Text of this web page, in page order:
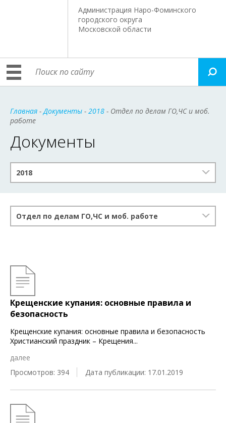
Администрация Наро-Фоминского
городского округа
Московской области
Главная -Документы - 2018 - Отдел по делам ГО,ЧС и моб.
работе
Документы
2018
Отдел по делам ГО,ЧС и моб. работе
Крещенские купания: основные правила и
безопасность
Крещенские купания: основные правила и безопасность
Христианский праздник – Крещения...
далее
Просмотров: 394
Дата публикации: 17.01.2019